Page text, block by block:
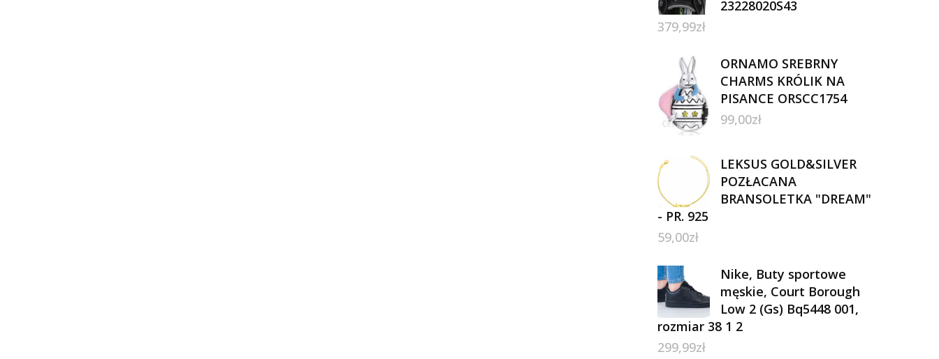
23228020S43
379,99zł
ORNAMO SREBRNY
CHARMS KRÓLIK NA
PISANCE ORSCC1754
99,00zł
LEKSUS GOLD&SILVER
POZŁACANA
BRANSOLETKA "DREAM"
- PR. 925
59,00zł
Nike, Buty sportowe
męskie, Court Borough
Low 2 (Gs) Bq5448 001,
rozmiar 38 1 2
299,99zł